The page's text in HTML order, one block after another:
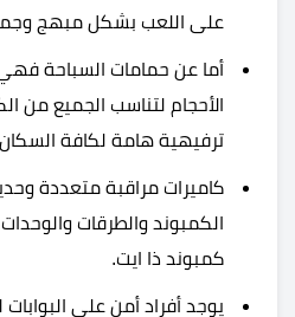
على اللعب بشكل مبهج
أما عن حمامات السباحة
الأحجام لتناسب الجميع من
ترفيهية هامة لكافة
كاميرات مراقبة متعددة
الكمبوند والطرقات
كمبوند ذا ايت.
يوجد أفراد أمن على البوابات